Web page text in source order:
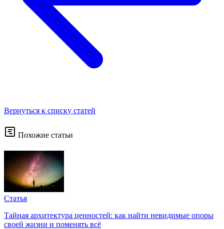
Вернуться к списку статей
Похожие статьи
Статья
Тайная архитектура ценностей: как найти невидимые опоры
своей жизни и поменять всё